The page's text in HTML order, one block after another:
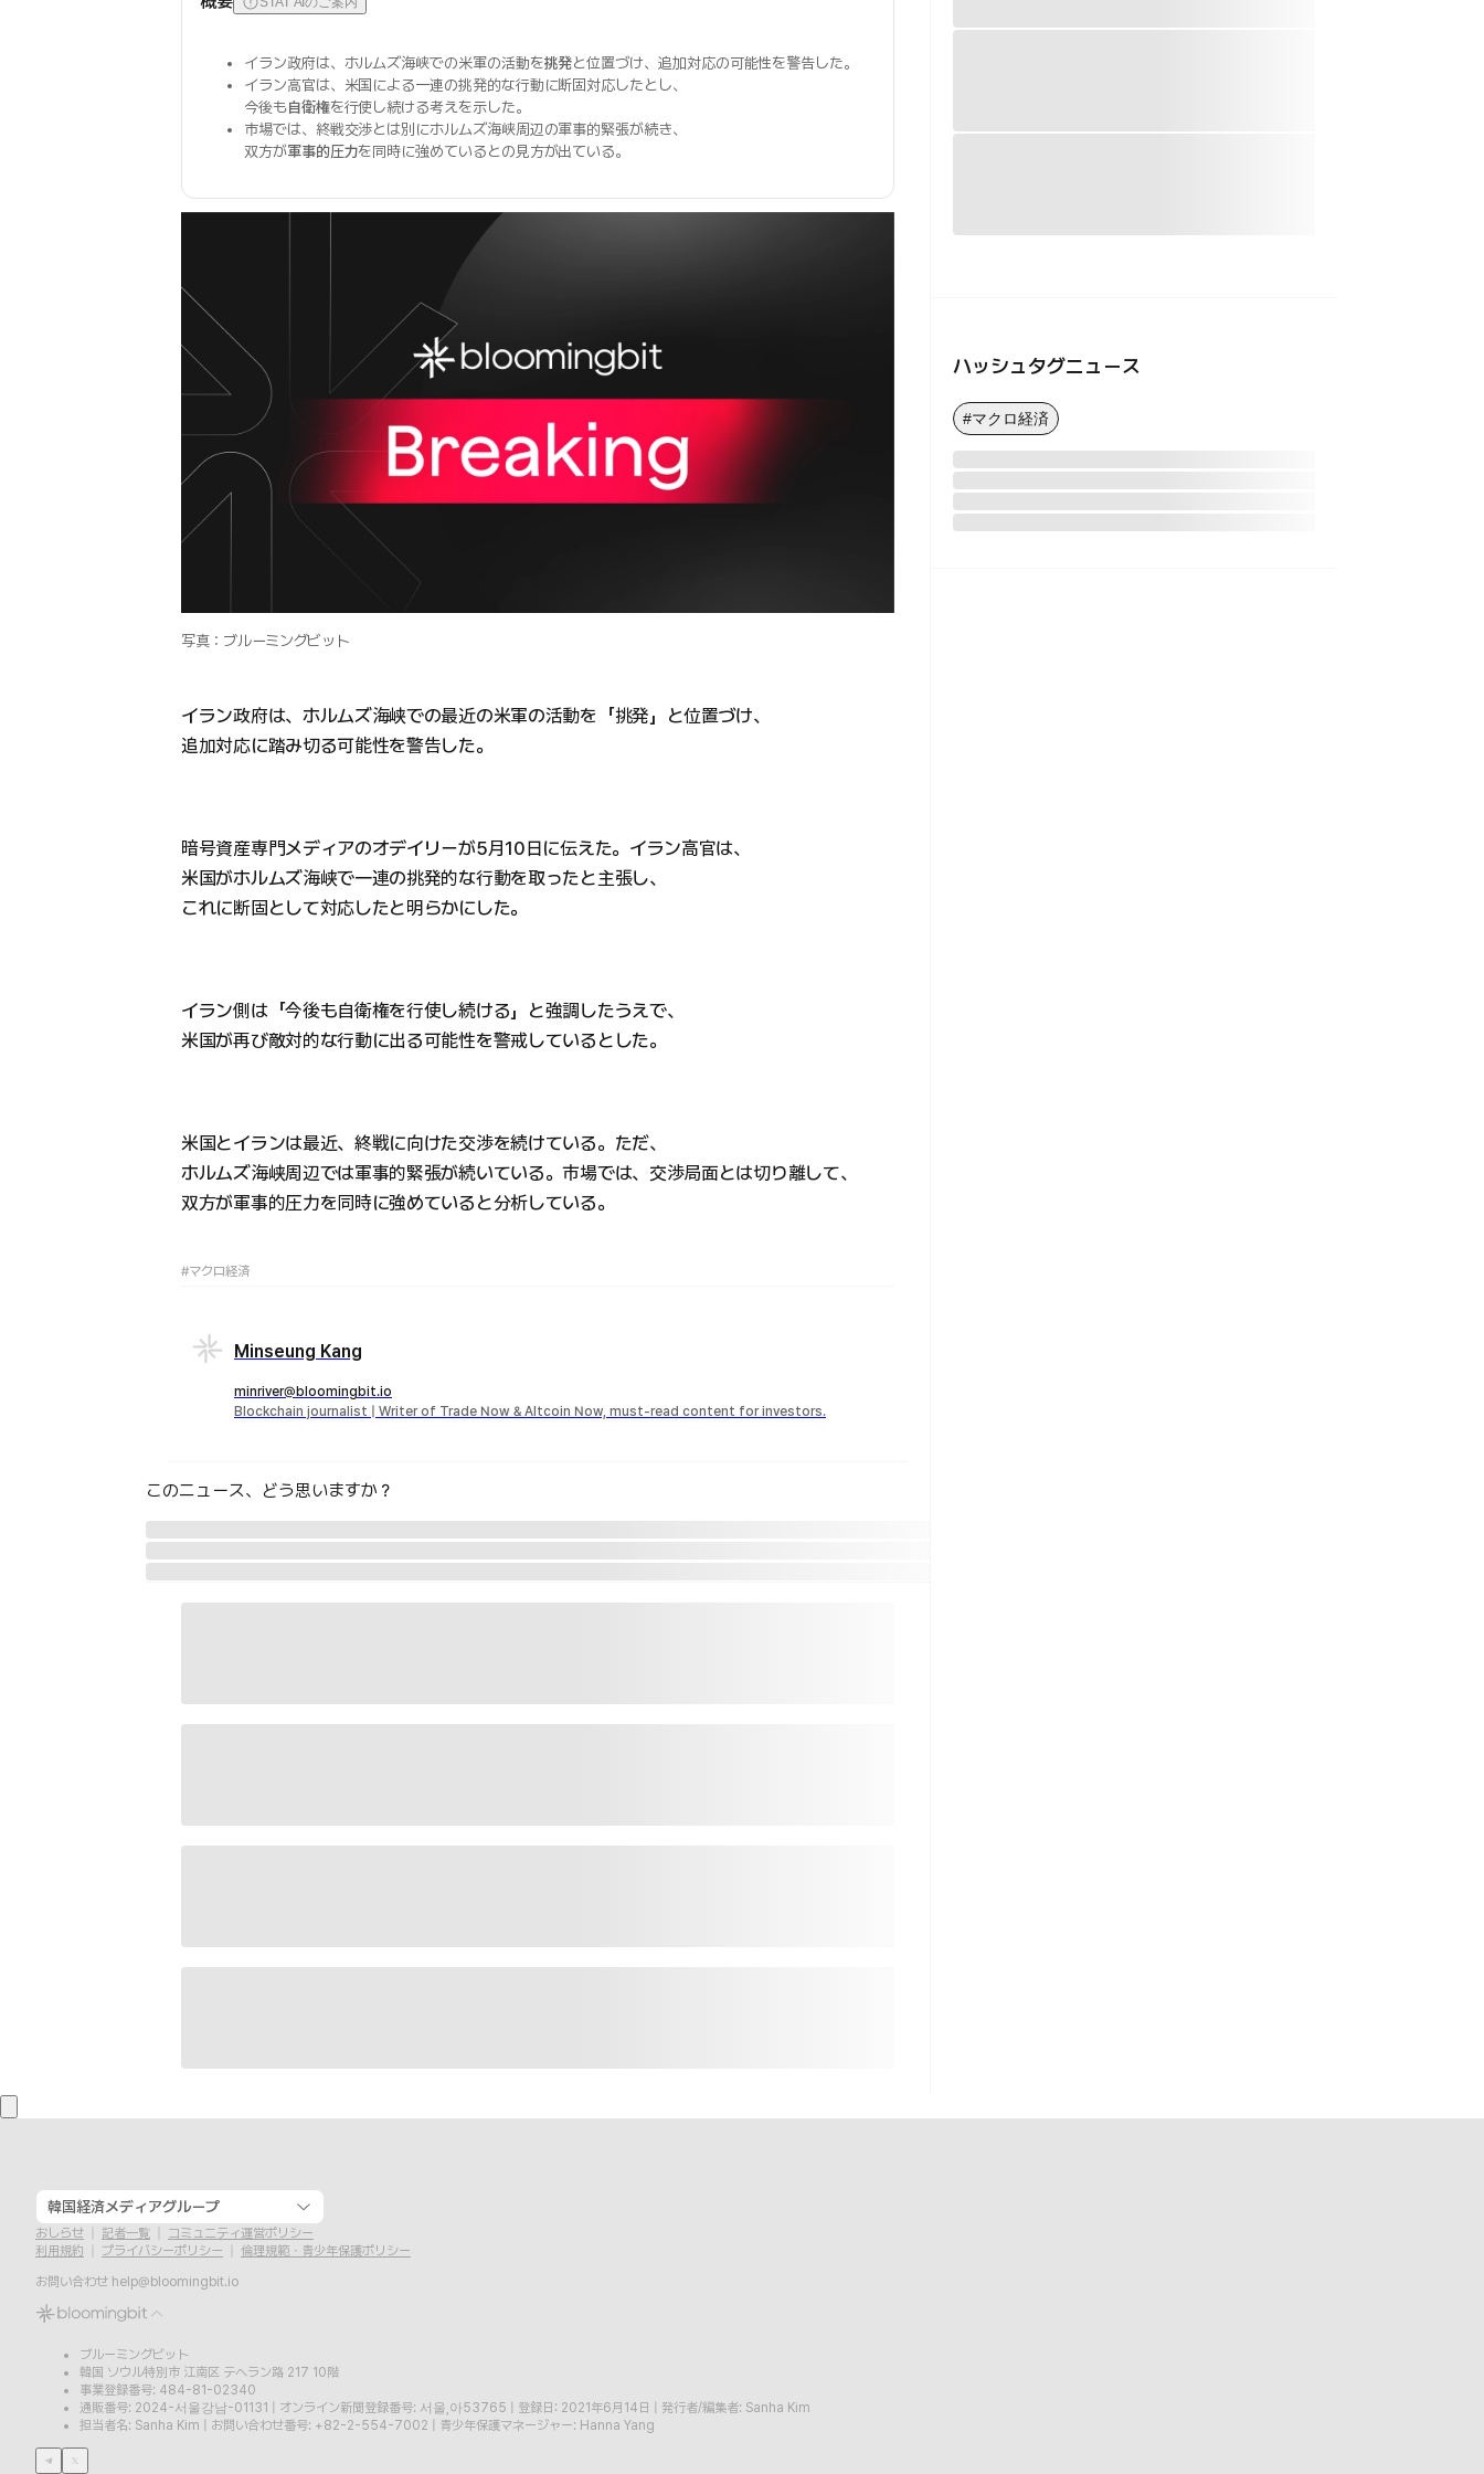
イラン政府は、ホルムズ海峡での米軍の活動を挑発と位置づけ、追加対応の可能性を警告した。
イラン高官は、米国による一連の挑発的な行動に断固対応したとし、
今後も自衛権を行使し続ける考えを示した。
市場では、終戦交渉とは別にホルムズ海峡周辺の軍事的緊張が続き、
双方が軍事的圧力を同時に強めているとの見方が出ている。
写真：ブルーミングビット
イラン政府は、ホルムズ海峡での最近の米軍の活動を「挑発」と位置づけ、
追加対応に踏み切る可能性を警告した。
暗号資産専門メディアのオデイリーが5月10日に伝えた。イラン高官は、
米国がホルムズ海峡で一連の挑発的な行動を取ったと主張し、
これに断固として対応したと明らかにした。
イラン側は「今後も自衛権を行使し続ける」と強調したうえで、
米国が再び敵対的な行動に出る可能性を警戒しているとした。
米国とイランは最近、終戦に向けた交渉を続けている。ただ、
ホルムズ海峡周辺では軍事的緊張が続いている。市場では、交渉局面とは切り離して、
双方が軍事的圧力を同時に強めていると分析している。
#マクロ経済
Minseung Kang
minriver@bloomingbit.io
Blockchain journalist | Writer of Trade Now & Altcoin Now, must-read content for investors.
このニュース、どう思いますか？
ハッシュタグニュース
#マクロ経済
韓国経済メディアグループ
おしらせ 記者一覧
コミュニティ運営ポリシー
利用規約
プライバシーポリシー
倫理規範・青少年保護ポリシー
お問い合わせ help@bloomingbit.io
ブルーミングビット
韓国 ソウル特別市 江南区 テヘラン路 217 10階
事業登録番号: 484-81-02340
通販番号: 2024-서울강남-01131
オンライン新聞登録番号: 서울,아53765 登録日: 2021年6月14日
発行者/編集者: Sanha Kim
担当者名: Sanha Kim
お問い合わせ番号: +82-2-554-7002 青少年保護マネージャー: Hanna Yang